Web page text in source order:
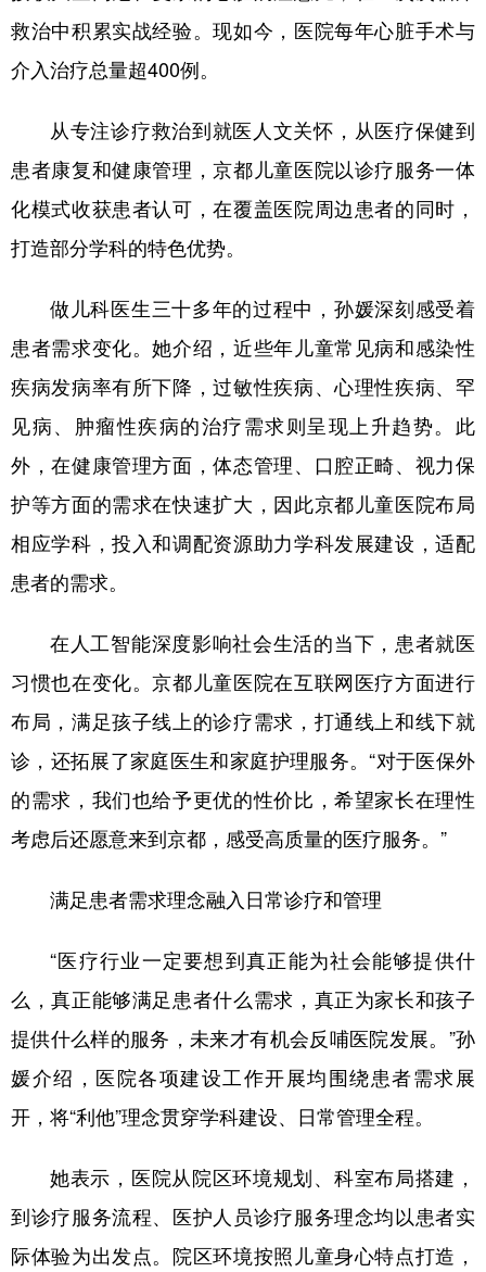
救治中积累实战经验。现如今，医院每年心脏手术与
介入治疗总量超400例。
从专注诊疗救治到就医人文关怀，从医疗保健到
患者康复和健康管理，京都儿童医院以诊疗服务一体
化模式收获患者认可，在覆盖医院周边患者的同时，
打造部分学科的特色优势。
做儿科医生三十多年的过程中，孙媛深刻感受着
患者需求变化。她介绍，近些年儿童常见病和感染性
疾病发病率有所下降，过敏性疾病、心理性疾病、罕
见病、肿瘤性疾病的治疗需求则呈现上升趋势。此
外，在健康管理方面，体态管理、口腔正畸、视力保
护等方面的需求在快速扩大，因此京都儿童医院布局
相应学科，投入和调配资源助力学科发展建设，适配
患者的需求。
在人工智能深度影响社会生活的当下，患者就医
习惯也在变化。京都儿童医院在互联网医疗方面进行
布局，满足孩子线上的诊疗需求，打通线上和线下就
诊，还拓展了家庭医生和家庭护理服务。“对于医保外
的需求，我们也给予更优的性价比，希望家长在理性
考虑后还愿意来到京都，感受高质量的医疗服务。”
满足患者需求理念融入日常诊疗和管理
“医疗行业一定要想到真正能为社会能够提供什
么，真正能够满足患者什么需求，真正为家长和孩子
提供什么样的服务，未来才有机会反哺医院发展。”孙
媛介绍，医院各项建设工作开展均围绕患者需求展
开，将“利他”理念贯穿学科建设、日常管理全程。
她表示，医院从院区环境规划、科室布局搭建，
到诊疗服务流程、医护人员诊疗服务理念均以患者实
际体验为出发点。院区环境按照儿童身心特点打造，